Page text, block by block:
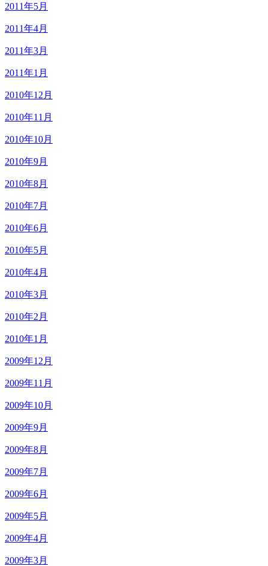
2011年5月
2011年4月
2011年3月
2011年1月
2010年12月
2010年11月
2010年10月
2010年9月
2010年8月
2010年7月
2010年6月
2010年5月
2010年4月
2010年3月
2010年2月
2010年1月
2009年12月
2009年11月
2009年10月
2009年9月
2009年8月
2009年7月
2009年6月
2009年5月
2009年4月
2009年3月